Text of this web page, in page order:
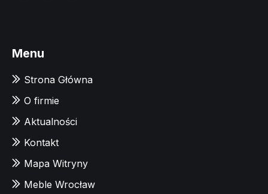
Menu
Strona Główna
O firmie
Aktualności
Kontakt
Mapa Witryny
Meble Wrocław